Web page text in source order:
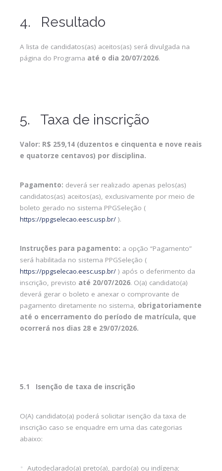
4. Resultado
A lista de candidatos(as) aceitos(as) será divulgada na
página do Programa até o dia 20/07/2026.
5. Taxa de inscrição
Valor: R$ 259,14 (duzentos e cinquenta e nove reais
e quatorze centavos) por disciplina.
Pagamento: deverá ser realizado apenas pelos(as)
candidatos(as) aceitos(as), exclusivamente por meio de
boleto gerado no sistema PPGSeleção (
https://ppgselecao.eesc.usp.br/ ).
Instruções para pagamento: a opção “Pagamento”
será habilitada no sistema PPGSeleção (
https://ppgselecao.eesc.usp.br/ ) após o deferimento da
inscrição, previsto até 20/07/2026. O(a) candidato(a)
deverá gerar o boleto e anexar o comprovante de
pagamento diretamente no sistema, obrigatoriamente
até o encerramento do período de matrícula, que
ocorrerá nos dias 28 e 29/07/2026.
5.1 Isenção de taxa de inscrição
O(A) candidato(a) poderá solicitar isenção da taxa de
inscrição caso se enquadre em uma das categorias
abaixo:
Autodeclarado(a) preto(a), pardo(a) ou indígena;